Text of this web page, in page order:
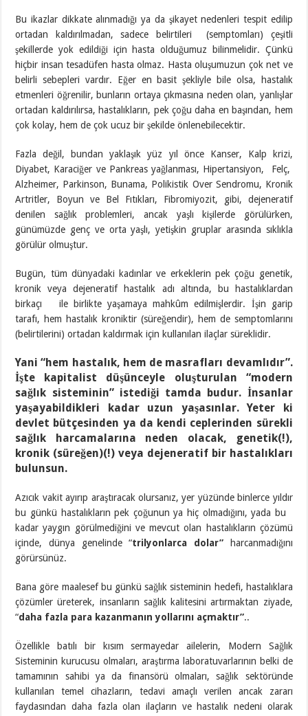
Bu ikazlar dikkate alınmadığı ya da şikayet nedenleri tespit edilip
ortadan kaldırılmadan, sadece belirtileri (semptomları) çeşitli
şekillerde yok edildiği için hasta olduğumuz bilinmelidir. Çünkü
hiçbir insan tesadüfen hasta olmaz. Hasta oluşumuzun çok net ve
belirli sebepleri vardır. Eğer en basit şekliyle bile olsa, hastalık
etmenleri öğrenilir, bunların ortaya çıkmasına neden olan, yanlışlar
ortadan kaldırılırsa, hastalıkların, pek çoğu daha en başından, hem
çok kolay, hem de çok ucuz bir şekilde önlenebilecektir.
Fazla değil, bundan yaklaşık yüz yıl önce Kanser, Kalp krizi,
Diyabet, Karaciğer ve Pankreas yağlanması, Hipertansiyon, Felç,
Alzheimer, Parkinson, Bunama, Polikistik Over Sendromu, Kronik
Artritler, Boyun ve Bel Fıtıkları, Fibromiyozit, gibi, dejeneratif
denilen sağlık problemleri, ancak yaşlı kişilerde görülürken,
günümüzde genç ve orta yaşlı, yetişkin gruplar arasında sıklıkla
görülür olmuştur.
Bugün, tüm dünyadaki kadınlar ve erkeklerin pek çoğu genetik,
kronik veya dejeneratif hastalık adı altında, bu hastalıklardan
birkaçı ile birlikte yaşamaya mahkûm edilmişlerdir. İşin garip
tarafı, hem hastalık kroniktir (süreğendir), hem de semptomlarını
(belirtilerini) ortadan kaldırmak için kullanılan ilaçlar süreklidir.
Yani “hem hastalık, hem de masrafları devamlıdır”.
İşte kapitalist düşünceyle oluşturulan “modern
sağlık sisteminin” istediği tamda budur. İnsanlar
yaşayabildikleri kadar uzun yaşasınlar. Yeter ki
devlet bütçesinden ya da kendi ceplerinden sürekli
sağlık harcamalarına neden olacak, genetik(!),
kronik (süreğen)(!) veya dejeneratif bir hastalıkları
bulunsun.
Azıcık vakit ayırıp araştıracak olursanız, yer yüzünde binlerce yıldır
bu günkü hastalıkların pek çoğunun ya hiç olmadığını, yada bu
kadar yaygın görülmediğini ve mevcut olan hastalıkların çözümü
içinde, dünya genelinde “trilyonlarca dolar”
harcanmadığını
görürsünüz.
Bana göre maalesef bu günkü sağlık sisteminin hedefi, hastalıklara
çözümler üreterek, insanların sağlık kalitesini artırmaktan ziyade,
“daha fazla para kazanmanın yollarını açmaktır”..
Özellikle batılı bir kısım sermayedar ailelerin, Modern Sağlık
Sisteminin kurucusu olmaları, araştırma laboratuvarlarının belki de
tamamının sahibi ya da finansörü olmaları, sağlık sektöründe
kullanılan temel cihazların, tedavi amaçlı verilen ancak zararı
faydasından daha fazla olan ilaçların ve hastalık nedeni olarak